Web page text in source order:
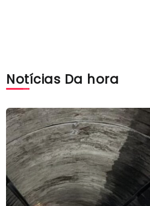
Notícias Da hora